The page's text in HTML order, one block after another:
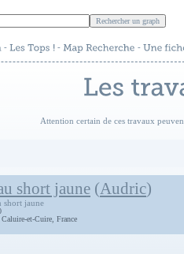
- - -
Attention certain de ces travaux
short jaune (Audric)
short jaune
et-Cuire, France